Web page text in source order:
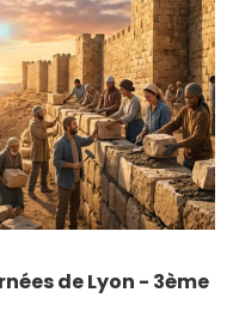
de Lyon - 3ème